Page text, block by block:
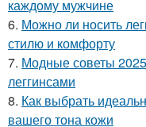
каждому мужчине
6. Можно ли носить
стилю и комфорту
7. Модные советы
леггинсами
8. Как выбрать
вашего тона кожи